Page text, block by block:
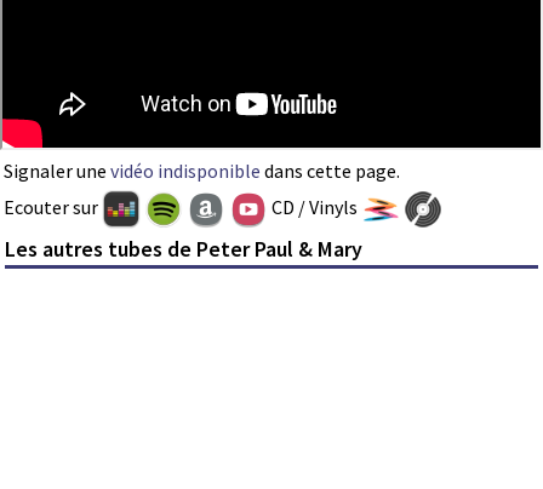
Signaler une vidéo indisponible dans cette page.
Ecouter sur
CD / Vinyls
Les autres tubes de Peter Paul & Mary